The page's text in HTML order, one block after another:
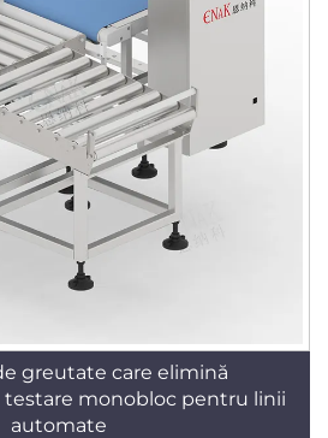
greutate care elimină
monobloc pentru linii
automate